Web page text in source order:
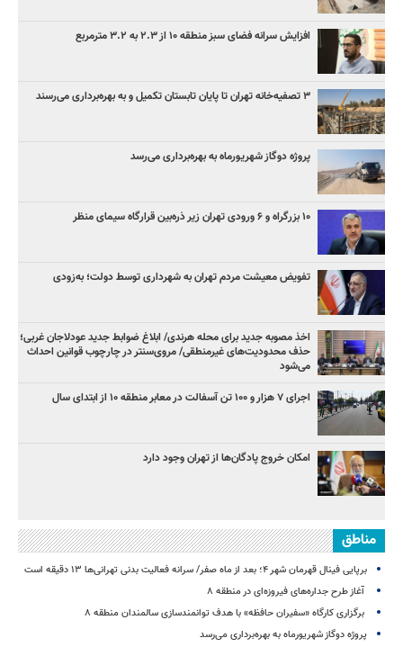
افزایش سرانه فضای سبز منطقه ۱۰ از ۲.۳ به ۳.۲ مترمربع
۳ ﺗﺼﻔﻴﻪ‌ﺧﺎﻧﻪ‌ تهران تا پایان تابستان تکمیل و به بهره‌برداری می‌رسند
پروژه دوگاز شهریورماه به بهره‌برداری می‌رسد
۱۰ بزرگراه و ۶ ورودی تهران زیر ذره‌بین قرارگاه سیمای منظر
تفویض معیشت مردم تهران به شهرداری توسط دولت؛ به‌زودی
اخذ مصوبه جدید برای محله هرندی/ ابلاغ ضوابط جدید عودلاجان غربی؛
حذف محدودیت‌های غیرمنطقی/ مروی‌سنتر در چارچوب قوانین احداث
می‌شود
اجرای ۷ هزار و ۱۰۰ تن آسفالت در معابر منطقه ۱۰ از ابتدای سال
امکان خروج پادگان‌ها از تهران وجود دارد
مناطق
برپایی فینال قهرمان شهر ۴؛ بعد از ماه صفر/ سرانه فعالیت بدنی تهرانی‌ها ۱۳ دقیقه است
آغاز طرح جداره‌های فیروزه‌ای در منطقه ۸
برگزاری کارگاه «سفیران حافظه» با هدف توانمندسازی سالمندان منطقه ۸
پروژه دوگاز شهریورماه به بهره‌برداری می‌رسد